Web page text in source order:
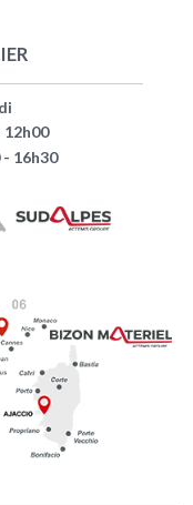
12h00
- 16h30